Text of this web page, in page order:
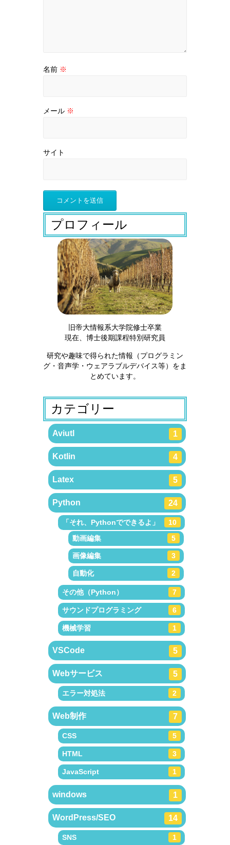
名前 ※
メール ※
サイト
プロフィール
旧帝大情報系大学院修士卒業
現在、博士後期課程特別研究員
研究や趣味で得られた情報（プログラミン
グ・音声学・ウェアラブルデバイス等）をま
とめています。
カテゴリー
Aviutl 1
Kotlin 4
Latex 5
Python 24
「それ、Pythonでできるよ」
10
動画編集
5
画像編集 3
自動化 2
その他（Python） 7
サウンドプログラミング 6
機械学習 1
VSCode 5
Webサービス 5
エラー対処法 2
Web制作 7
CSS 5
HTML 3
JavaScript 1
windows 1
WordPress/SEO 14
SNS 1